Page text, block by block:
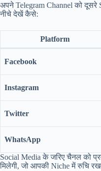
अपने Telegram Channel को दूसरे
नीचे देखें कैसे:
Platform
Facebook
Instagram
Twitter
WhatsApp
Social Media के जरिए चैनल को
मिलेगी, जो आपकी Niche में रुचि